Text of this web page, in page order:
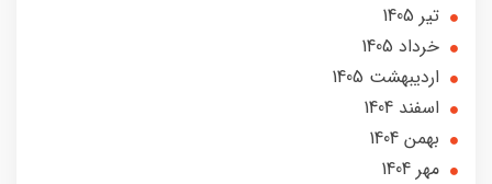
تير 1405
خرداد 1405
ارديبهشت 1405
اسفند 1404
بهمن 1404
مهر 1404